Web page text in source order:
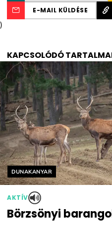
E-MAIL KÜLDÉSE
)
KAPCSOLÓDÓ
Helyszín címkék:
DUNAKANYAR
AKTÍV
Börzsönyi